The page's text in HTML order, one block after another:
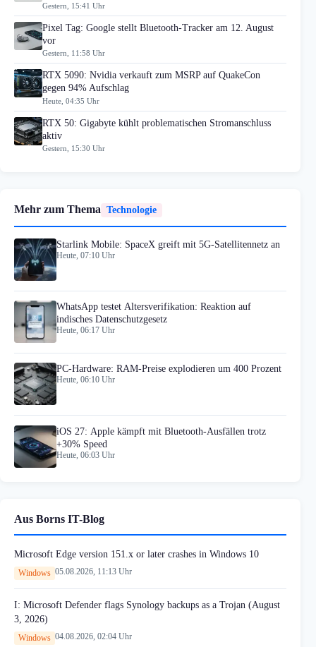
Gestern, 15:41 Uhr
Pixel Tag: Google stellt Bluetooth-Tracker am 12. August
vor
Gestern, 11:58 Uhr
RTX 5090: Nvidia verkauft zum MSRP auf QuakeCon
gegen 94% Aufschlag
Heute, 04:35 Uhr
RTX 50: Gigabyte kühlt problematischen Stromanschluss
aktiv
Gestern, 15:30 Uhr
Mehr zum Thema Technologie
Starlink Mobile: SpaceX greift mit 5G-Satellitennetz an
Heute, 07:10 Uhr
WhatsApp testet Altersverifikation: Reaktion auf
indisches Datenschutzgesetz
Heute, 06:17 Uhr
PC-Hardware: RAM-Preise explodieren um 400 Prozent
Heute, 06:10 Uhr
iOS 27: Apple kämpft mit Bluetooth-Ausfällen trotz
+30% Speed
Heute, 06:03 Uhr
Aus Borns IT-Blog
Microsoft Edge version 151.x or later crashes in Windows 10
Windows 05.08.2026, 11:13 Uhr
I: Microsoft Defender flags Synology backups as a Trojan (August
3, 2026)
Windows 04.08.2026, 02:04 Uhr